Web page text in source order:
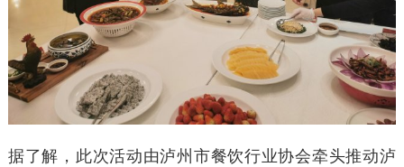
据了解，此次活动由泸州市餐饮行业协会牵头推动泸